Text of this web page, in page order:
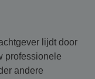
lijdt door
professionele
andere